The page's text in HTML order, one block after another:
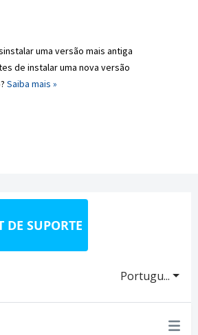
uma versão mais antiga
de instalar uma nova versão
Saiba mais »
DE SUPORTE
Portugu...